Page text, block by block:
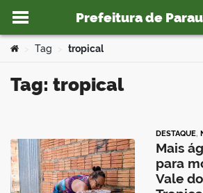
Ir para o conteúdo
Prefeitura de
Você está aqui:
Tag tropical
Tag: tropical
DESTAQUE,
Mais
para
Vale